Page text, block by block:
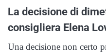
La decisione di
consigliera Elena
Una decisione non certo